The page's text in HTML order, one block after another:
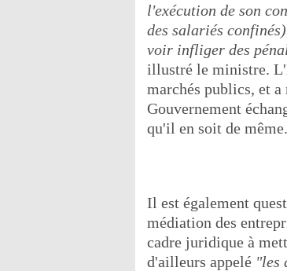
l'exécution de son
des salariés
voir infliger des
illustré le ministre.
marchés publics, et a
Gouvernement
qu'il en soit de même.
Il est également
médiation des
cadre juridique à
d'ailleurs appelé "les